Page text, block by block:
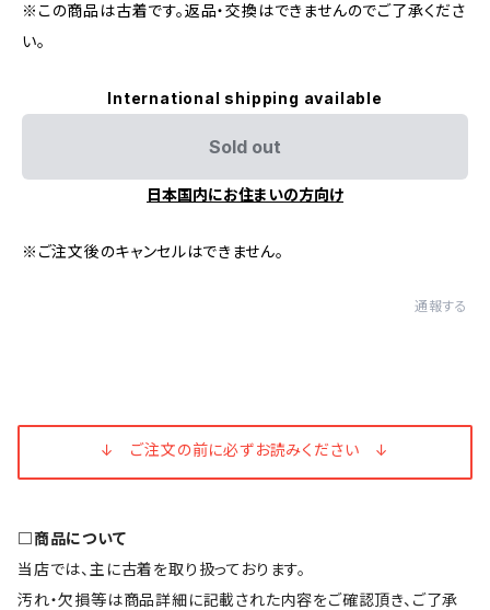
※この商品は古着です。返品・交換はできませんのでご了承くださ
い。
International shipping available
Sold out
日本国内にお住まいの方向け
※ご注文後のキャンセルはできません。
通報する
↓ ご注文の前に必ずお読みください ↓
□商品について
当店では、主に古着を取り扱っております。
汚れ・欠損等は商品詳細に記載された内容をご確認頂き、ご了承